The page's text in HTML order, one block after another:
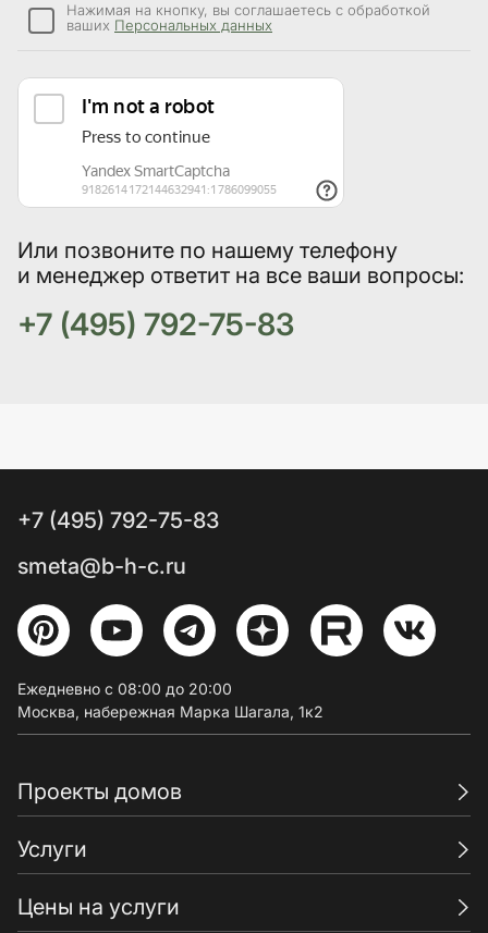
Или позвоните по нашему телефону
и менеджер ответит на все ваши вопросы:
+7 (495) 792-75-83
Нажимая на кнопку, вы соглашаетесь с обработкой
ваших Персональных данных
Проекты домов
Услуги
Цены на услуги
+7 (495) 792-75-83
smeta@b-h-c.ru
Ежедневно с 08:00 до 20:00
Москва, набережная Марка Шагала, 1к2